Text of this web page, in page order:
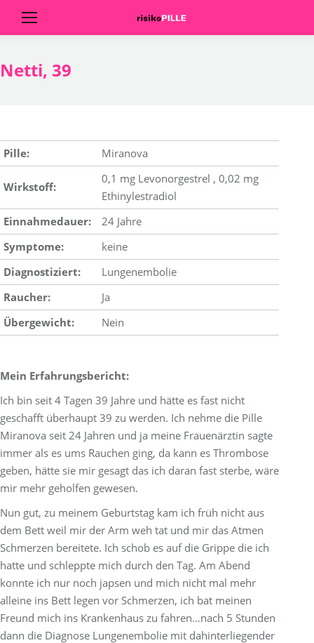
Netti, 39
Pille: Miranova
Wirkstoff:
0,1 mg Levonorgestrel , 0,02 mg
Ethinylestradiol
Einnahmedauer:
24 Jahre
Symptome:
keine
Diagnostiziert:
Lungenembolie
Raucher:
Ja
Übergewicht:
Nein
Mein Erfahrungsbericht:
Ich bin seit 4 Tagen 39 Jahre und hätte es fast nicht
geschafft überhaupt 39 zu werden. Ich nehme die Pille
Miranova seit 24 Jahren und ja meine Frauenärztin sagte
immer als es ums Rauchen ging, da kann es Thrombose
geben, hätte sie mir gesagt das ich daran fast sterbe, wäre
mir mehr geholfen gewesen.
Nun gut, zu meinem Geburtstag kam ich früh nicht aus
dem Bett weil mir der Arm weh tat und mir das Atmen
Schmerzen bereitete. Ich schob es auf die Grippe die ich
hatte und schleppte mich durch den Tag. Am Abend
konnte ich nur noch japsen und mich nicht mal mehr
alleine ins Bett legen vor Schmerzen, ich bat meinen
Freund mich ins Krankenhaus zu fahren…nach 5 Stunden
dann die Diagnose Lungenembolie mit dahinterliegender